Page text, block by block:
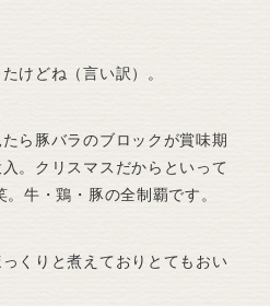
けどね（言い訳）。
ら豚バラのブロックが賞味期
。クリスマスだからといって
牛・鶏・豚の全制覇です。
くりと煮えておりとてもおい